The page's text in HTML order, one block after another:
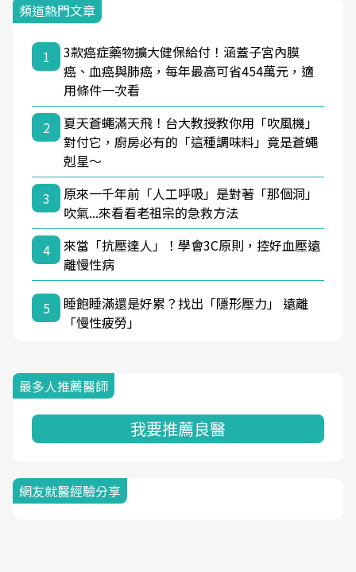
頻道熱門文章
1
3款癌症藥物擴大健保給付！涵蓋子宮內膜
癌、血癌與肺癌，每年最高可省454萬元，適
用條件一次看
2
夏天蒼蠅滿天飛！台大教授教你用「吹風機」
對付它，廚房必有的「這種調味料」竟是蒼蠅
剋星～
3
原來一千年前「人工呼吸」是對著「那個洞」
吹氣...來看看老祖宗的急救方法
4
來當「抗壓達人」！學會3C原則，控好血壓遠
離慢性病
5
睡飽睡滿還是好累？找出「隱形壓力」 遠離
「慢性疲勞」
最多人推薦醫師
我要推薦良醫
網友就醫經驗分享